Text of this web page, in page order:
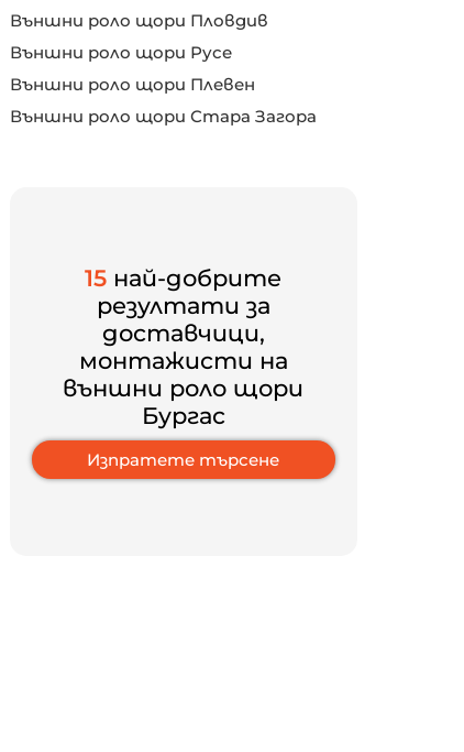
Външни роло щори Пловдив
Външни роло щори Русе
Външни роло щори Плевен
Външни роло щори Стара Загора
15 най-добрите
резултати за
доставчици,
монтажисти на
външни роло щори
Бургас